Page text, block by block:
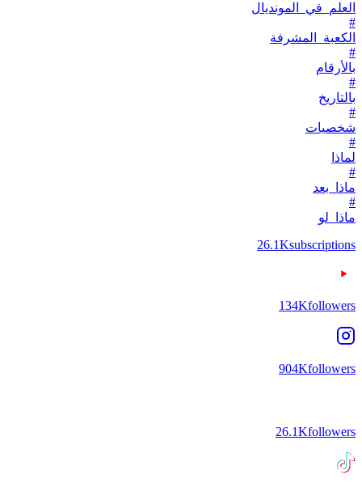
العلم_في_المونديال
#
الكعبة_المشرفة
#
بالأرقام
#
بالتاريخ
#
شخصيات
#
لماذا
#
ماذا_بعد
#
ماذا_لو
26.1Ksubscriptions
134Kfollowers
904Kfollowers
26.1Kfollowers